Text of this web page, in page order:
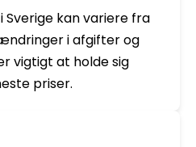
kan variere fra
i afgifter og
vigtigt at holde sig
priser.